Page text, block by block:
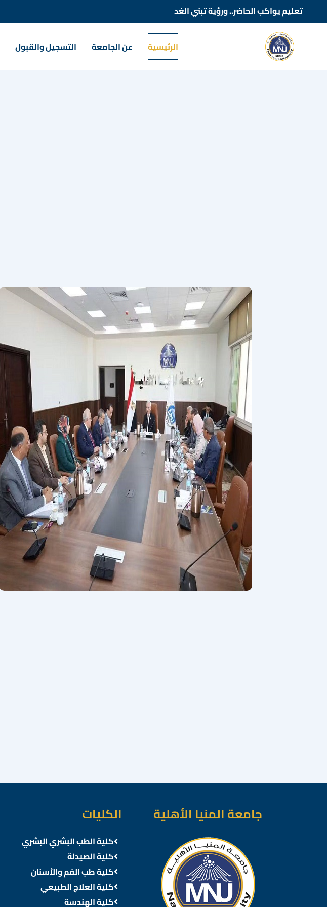
تعليم يواكب الحاضر.. ورؤية تبني الغد
الرئيسية عن الجامعة التسجيل والقبول
جامعة المنيا الأهلية الكليات
كلية الطب البشري البشري
كلية الصيدلة
كلية طب الفم والأسنان
كلية العلاج الطبيعي
كلية الهندسة